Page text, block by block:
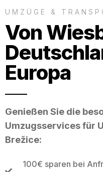
UMZÜGE &
Von
Europa
Genießen Sie die
Umzugsservices für
Brežice:
100€ sparen bei